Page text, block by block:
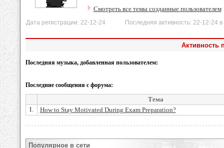
Смотреть все темы созданные пользователем
Дата регистрации: 22-12-24 Последняя активность: 22-12-24 в
Активность
Последняя музыка, добавленная пользователем:
Последние сообщения с форума:
Тема
1. How to Stay Motivated During Exam Preparation?
Популярное в сети